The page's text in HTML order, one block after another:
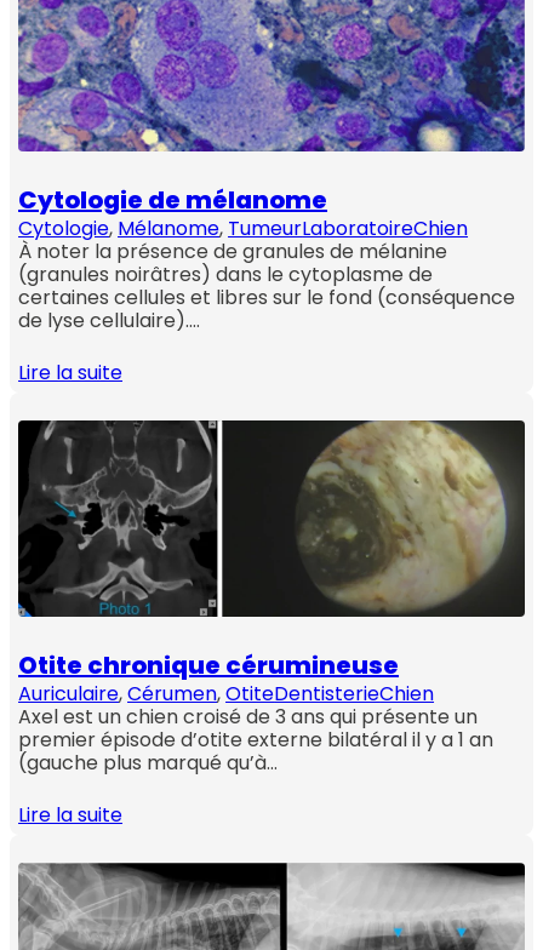
Cytologie de mélanome
Cytologie, Mélanome, TumeurLaboratoireChien
À noter la présence de granules de mélanine
(granules noirâtres) dans le cytoplasme de
certaines cellules et libres sur le fond (conséquence
de lyse cellulaire).…
Lire la suite
Otite chronique cérumineuse
Auriculaire, Cérumen, OtiteDentisterieChien
Axel est un chien croisé de 3 ans qui présente un
premier épisode d’otite externe bilatéral il y a 1 an
(gauche plus marqué qu’à…
Lire la suite